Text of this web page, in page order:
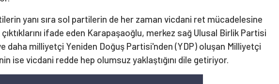
yanı sıra sol partilerin de her zaman vicdani ret mücadelesine
ifade eden Karapaşaoğlu, merkez sağ Ulusal Birlik Partisi
daha milliyetçi Yeniden Doğuş Partisi'nden (YDP) oluşan Milliyetçi
ise vicdani redde hep olumsuz yaklaştığını dile getiriyor.